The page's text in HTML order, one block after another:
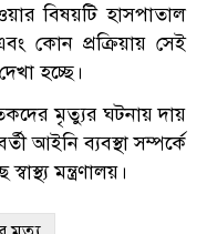
বিষয়টি হাসপাতাল
কোন প্রক্রিয়ায় সেই
হচ্ছে।
মৃত্যুর ঘটনায় দায়
আইনি ব্যবস্থা সম্পর্কে
মন্ত্রণালয়।